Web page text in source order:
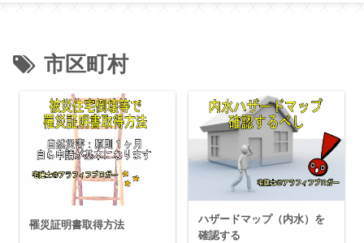
市区町村
罹災証明書取得方法
ハザードマップ（内水）を
確認する